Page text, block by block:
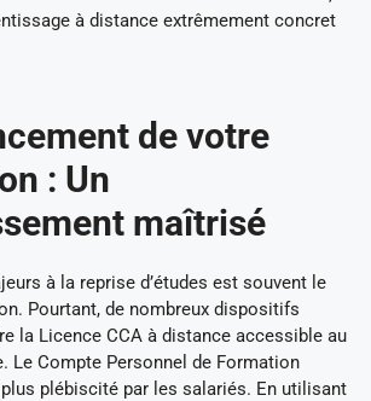
à distance extrêmement concret
de votre
: Un
maîtrisé
à la reprise d’études est souvent le
Pourtant, de nombreux dispositifs
la Licence CCA à distance accessible au
Le Compte Personnel de Formation
plus plébiscité par les salariés. En utilisant